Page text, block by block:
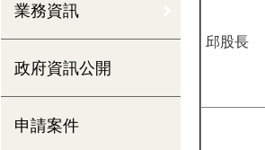
業務資訊
政府資訊公開
申請案件
邱股長